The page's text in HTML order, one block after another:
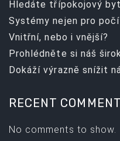
Hledáte třípokojový
Systémy nejen pro
Vnitřní, nebo i vnější?
Prohlédněte si náš
Dokáží výrazně snížit
RECENT
No comments to show.